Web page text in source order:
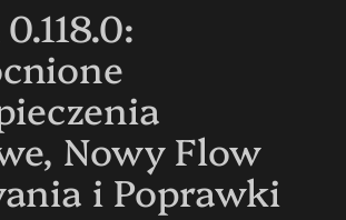
Nowy Flow
i Poprawki